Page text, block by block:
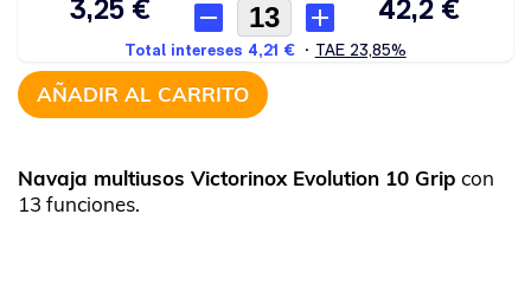
AÑADIR AL CARRITO
Navaja multiusos Victorinox Evolution 10 Grip con
13 funciones.